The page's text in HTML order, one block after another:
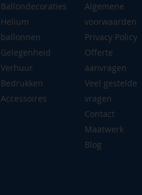
Ballondecoraties
Helium
ballonnen
Gelegenheid
Verhuur
Bedrukken
Accessoires
Algemene
voorwaarden
Privacy Policy
Offerte
aanvragen
Veel gestelde
vragen
Contact
Maatwerk
Blog